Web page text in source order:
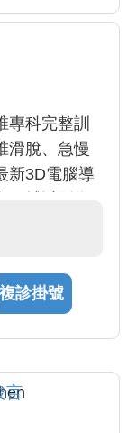
專科完整訓
滑脫、急慢
新3D電腦導
配合運動
究方面致
微創感染性
複診掛號